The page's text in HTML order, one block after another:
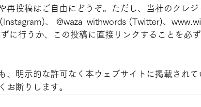
再投稿はご自由にどうぞ。ただし、当社のクレジ
、 @waza_withwords (Twitter)、
に行うか、この投稿に直接リンクすることを必
、明示的な許可なく本ウェブサイトに掲載されて
お断りします。